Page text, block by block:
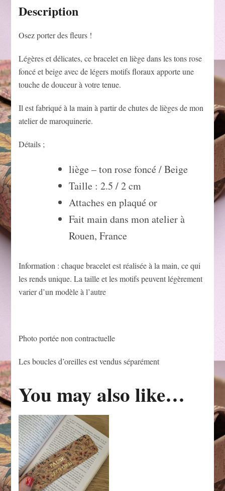
Description
Osez porter des fleurs !
Légères et délicates, ce bracelet en liège dans les tons rose
foncé et beige avec de légers motifs floraux apporte une
touche de douceur à votre tenue.
Il est fabriqué à la main à partir de chutes de lièges de mon
atelier de maroquinerie.
Détails ;
liège – ton rose foncé / Beige
Taille : 2.5 / 2 cm
Attaches en plaqué or
Fait main dans mon atelier à
Rouen, France
Information : chaque bracelet est réalisée à la main, ce qui
les rends unique. La taille et les motifs peuvent légèrement
varier d’un modèle à l’autre
Photo portée non contractuelle
Les boucles d’oreilles est vendus séparément
You may also like…